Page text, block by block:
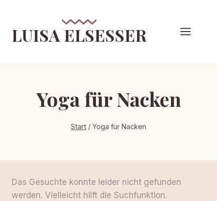
springen
LUISA ELSESSER
Yoga für Nacken
Start / Yoga für Nacken
Das Gesuchte konnte leider nicht gefunden
werden. Vielleicht hilft die Suchfunktion.